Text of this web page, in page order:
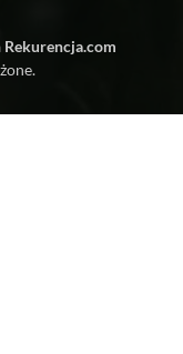
Rekurencja.com